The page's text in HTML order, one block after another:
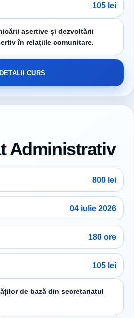
105 lei
asertive și dezvoltării
în relațiile comunitare.
DETALII CURS
Administrativ
800 lei
04 iulie 2026
180 ore
105 lei
de bază din secretariatul